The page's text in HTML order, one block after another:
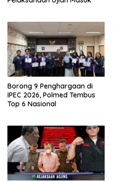
Borong 9 Penghargaan di
IPEC 2026, Polmed Tembus
Top 6 Nasional